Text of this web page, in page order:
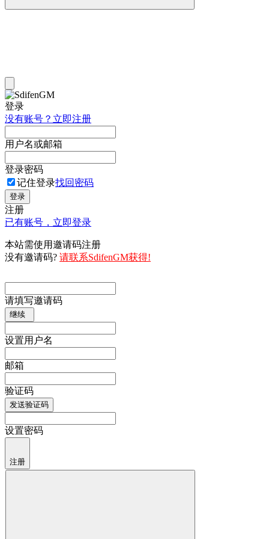
登录
没有账号？立即注册
用户名或邮箱
登录密码
记住登录找回密码
登录
注册
已有账号，立即登录
本站需使用邀请码注册
没有邀请码? 请联系SdifenGM获得!
请填写邀请码
继续
设置用户名
邮箱
验证码
发送验证码
设置密码
注册